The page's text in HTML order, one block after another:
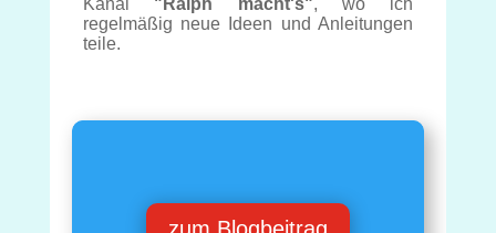
Kanal "Ralph macht's", wo ich
regelmäßig neue Ideen und Anleitungen
teile.